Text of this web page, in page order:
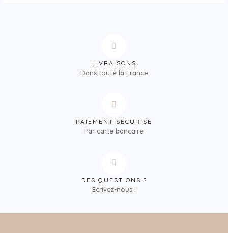
LIVRAISONS
Dans toute la France
PAIEMENT SECURISÉ
Par carte bancaire
DES QUESTIONS ?
Ecrivez-nous !